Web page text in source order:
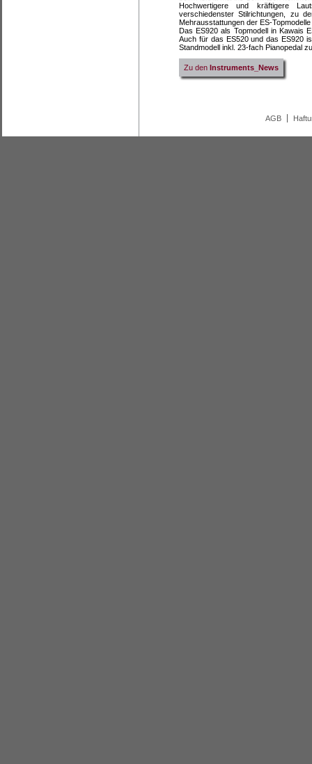
Hochwertigere und kräftigere
verschiedenster Stilrichtungen, zu
Mehrausstattungen der ES-
Das ES920 als Topmodell in Kawais
Auch für das ES520 und das ES920
Standmodell inkl. 23-fach Pianopedal
Zu den Instruments_News
AGB